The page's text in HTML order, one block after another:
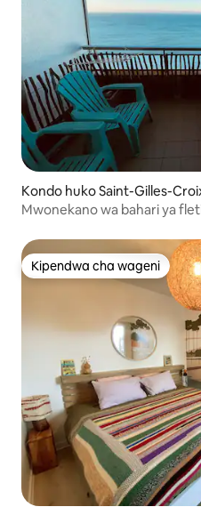
Kondo huko Saint-Gilles-
Mwonekano wa bahari ya
Kipendwa cha wageni
Kipendwa cha wageni